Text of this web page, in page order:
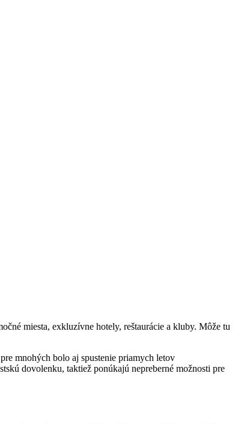
miesta, exkluzívne hotely, reštaurácie a kluby. Môže tu
mnohých bolo aj spustenie priamych letov
dovolenku, taktiež ponúkajú nepreberné možnosti pre